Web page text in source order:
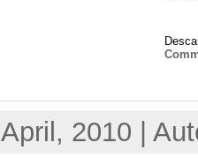
April, 2010 |